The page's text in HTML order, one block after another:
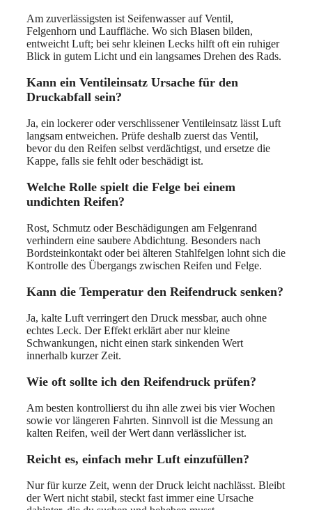
Am zuverlässigsten ist Seifenwasser auf Ventil,
Felgenhorn und Lauffläche. Wo sich Blasen bilden,
entweicht Luft; bei sehr kleinen Lecks hilft oft ein ruhiger
Blick in gutem Licht und ein langsames Drehen des Rads.
Kann ein Ventileinsatz Ursache für den
Druckabfall sein?
Ja, ein lockerer oder verschlissener Ventileinsatz lässt Luft
langsam entweichen. Prüfe deshalb zuerst das Ventil,
bevor du den Reifen selbst verdächtigst, und ersetze die
Kappe, falls sie fehlt oder beschädigt ist.
Welche Rolle spielt die Felge bei einem
undichten Reifen?
Rost, Schmutz oder Beschädigungen am Felgenrand
verhindern eine saubere Abdichtung. Besonders nach
Bordsteinkontakt oder bei älteren Stahlfelgen lohnt sich die
Kontrolle des Übergangs zwischen Reifen und Felge.
Kann die Temperatur den Reifendruck senken?
Ja, kalte Luft verringert den Druck messbar, auch ohne
echtes Leck. Der Effekt erklärt aber nur kleine
Schwankungen, nicht einen stark sinkenden Wert
innerhalb kurzer Zeit.
Wie oft sollte ich den Reifendruck prüfen?
Am besten kontrollierst du ihn alle zwei bis vier Wochen
sowie vor längeren Fahrten. Sinnvoll ist die Messung an
kalten Reifen, weil der Wert dann verlässlicher ist.
Reicht es, einfach mehr Luft einzufüllen?
Nur für kurze Zeit, wenn der Druck leicht nachlässt. Bleibt
der Wert nicht stabil, steckt fast immer eine Ursache